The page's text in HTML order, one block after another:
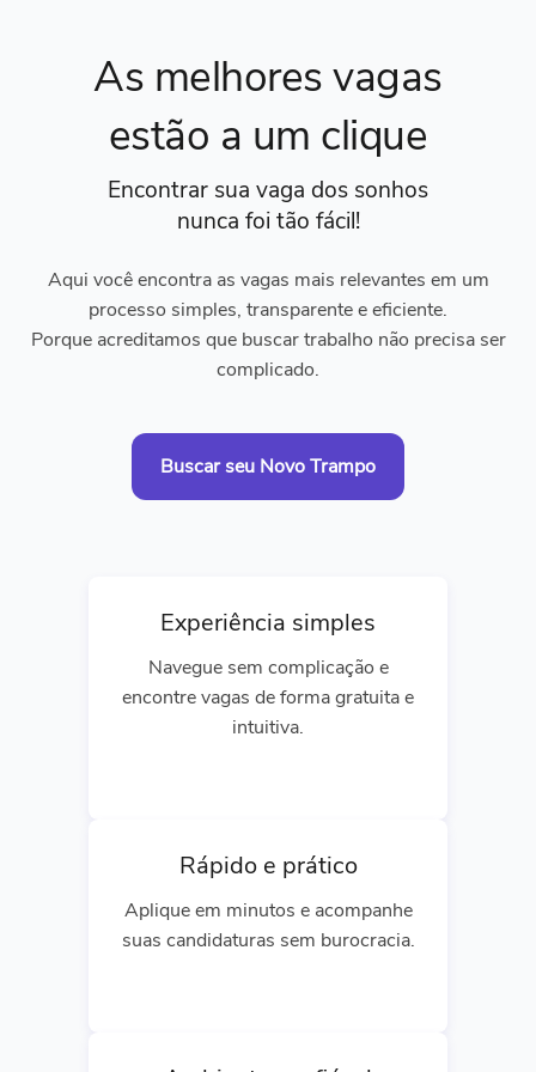
As melhores vagas
estão a um clique
Encontrar sua vaga dos sonhos
nunca foi tão fácil!
Aqui você encontra as vagas mais relevantes em um
processo simples, transparente e eficiente.
Porque acreditamos que buscar trabalho não precisa ser
complicado.
Buscar seu Novo Trampo
Experiência simples
Navegue sem complicação e
encontre vagas de forma gratuita e
intuitiva.
Rápido e prático
Aplique em minutos e acompanhe
suas candidaturas sem burocracia.